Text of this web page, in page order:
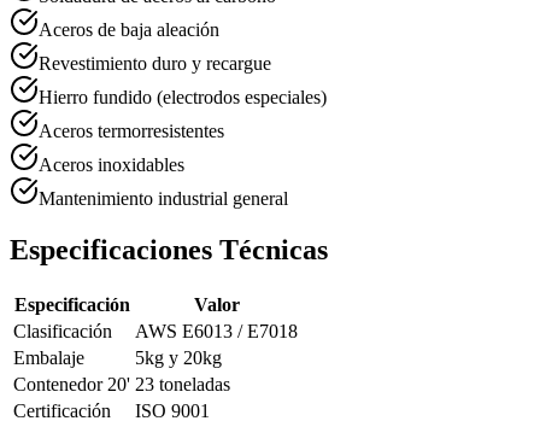
Aceros de baja aleación
Revestimiento duro y recargue
Hierro fundido (electrodos especiales)
Aceros termorresistentes
Aceros inoxidables
Mantenimiento industrial general
Especificaciones Técnicas
Especificación
Valor
Clasificación
AWS E6013 / E7018
Embalaje
5kg y 20kg
Contenedor 20' 23 toneladas
Certificación
ISO 9001